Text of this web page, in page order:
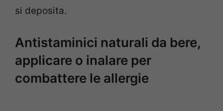
si deposita.
Antistaminici naturali da bere,
applicare o inalare per
combattere le allergie